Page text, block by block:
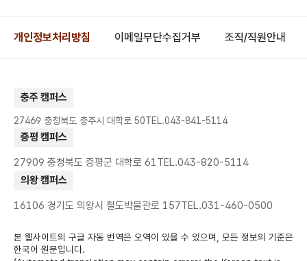
개인정보처리방침 이메일무단수집거부 조직/직원안내
충주 캠퍼스
27469 충청북도 충주시 대학로 50TEL.043-841-5114
증평 캠퍼스
27909 충청북도 증평군 대학로 61TEL.043-820-5114
의왕 캠퍼스
16106 경기도 의왕시 철도박물관로 157TEL.031-460-0500
본 웹사이트의 구글 자동 번역은 오역이 있을 수 있으며, 모든 정보의 기준은
한국어 원문입니다.